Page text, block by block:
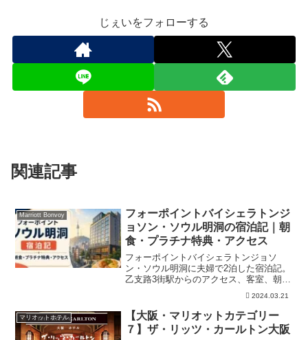
じぇいをフォローする
関連記事
Marriott Bonvoy
フォーポイントバイシェラトンジ
ョソン・ソウル明洞の宿泊記｜朝
食・プラチナ特典・アクセス
フォーポイントバイシェラトンジョソ
ン・ソウル明洞に夫婦で2泊した宿泊記。
乙支路3街駅からのアクセス、客室、朝
食、プラチナ特典、ラウンジ、日本語対
応、注意点を公式情報と実体験に分けて
解説します。
2024.03.21
マリオットホテル
【大阪・マリオットカテゴリー
７】ザ・リッツ・カールトン大阪